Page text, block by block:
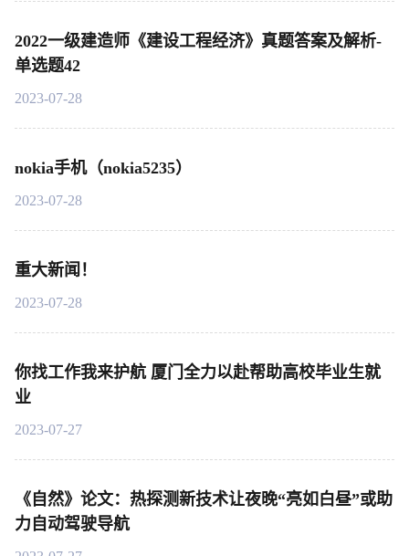
2022一级建造师《建设工程经济》真题答案及解析-
单选题42
2023-07-28
nokia手机（nokia5235）
2023-07-28
重大新闻！
2023-07-28
你找工作我来护航 厦门全力以赴帮助高校毕业生就
业
2023-07-27
《自然》论文：热探测新技术让夜晚“亮如白昼”或助
力自动驾驶导航